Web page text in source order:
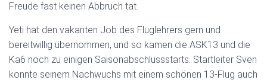
Freude fast keinen Abbruch tat.
Yeti hat den vakanten Job des Fluglehrers gern und
bereitwillig übernommen, und so kamen die ASK13 und die
Ka6 noch zu einigen Saisonabschlussstarts. Startleiter Sven
konnte seinem Nachwuchs mit einem schönen 13-Flug auch